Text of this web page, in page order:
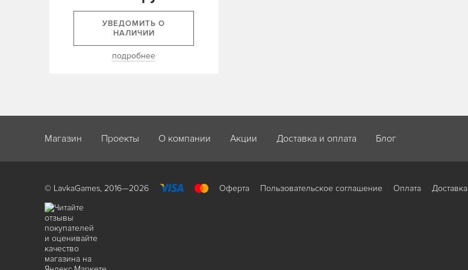
УВЕДОМИТЬ О
НАЛИЧИИ
подробнее
Магазин Проекты О компании Акции Доставка и оплата Блог
© LavkaGames, 2016—2026 Оферта Пользовательское соглашение Оплата Доставка